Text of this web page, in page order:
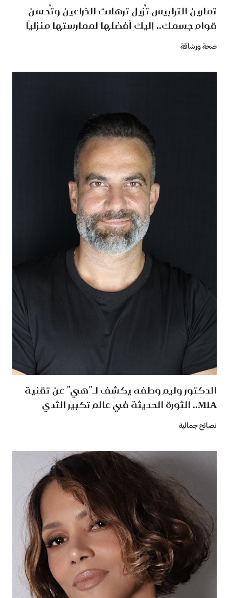
تمارين الترابيس تُزيل ترهلات الذراعين وتُحسن
قوام جسمك.. إليكِ أفضلها لممارستها منزليًا
صحة ورشاقة
الدكتور وليم وطفه يكشف لـ"هي" عن تقنية
MIA.. الثورة الحديثة في عالم تكبير الثدي
نصائح جمالية